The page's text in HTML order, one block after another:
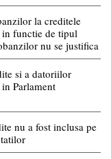
la creditele
functie de tipul
nu se justifica
si a datoriilor
Parlament
nu a fost inclusa pe